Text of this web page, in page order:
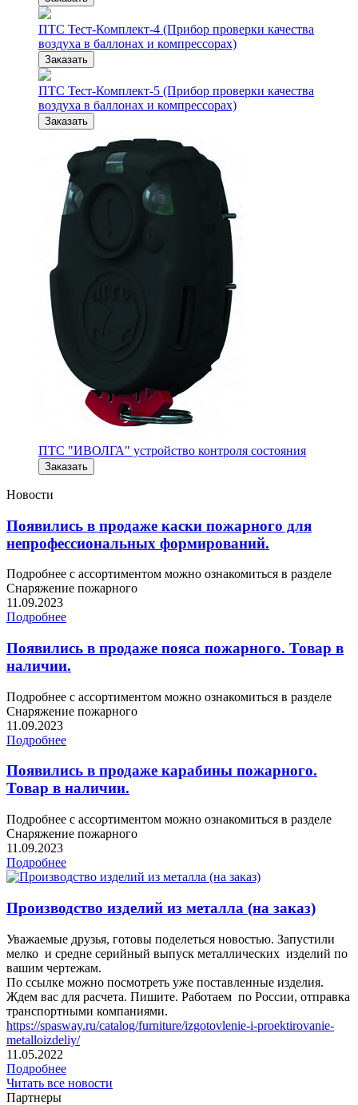
ПТС Тест-Комплект-4 (Прибор проверки качества
воздуха в баллонах и компрессорах)
Заказать
ПТС Тест-Комплект-5 (Прибор проверки качества
воздуха в баллонах и компрессорах)
Заказать
ПТС "ИВОЛГА" устройство контроля состояния
Заказать
Новости
Появились в продаже каски пожарного для
непрофессиональных формирований.
Подробнее с ассортиментом можно ознакомиться в разделе
Снаряжение пожарного
11.09.2023
Подробнее
Появились в продаже пояса пожарного. Товар в
наличии.
Подробнее с ассортиментом можно ознакомиться в разделе
Снаряжение пожарного
11.09.2023
Подробнее
Появились в продаже карабины пожарного.
Товар в наличии.
Подробнее с ассортиментом можно ознакомиться в разделе
Снаряжение пожарного
11.09.2023
Подробнее
Производство изделий из металла (на заказ)
Уважаемые друзья, готовы поделеться новостью. Запустили
мелко и средне серийный выпуск металлических изделий по
вашим чертежам.
По ссылке можно посмотреть уже поставленные изделия.
Ждем вас для расчета. Пишите. Работаем по России, отправка
транспортными компаниями.
https://spasway.ru/catalog/furniture/izgotovlenie-i-proektirovanie-
metalloizdeliy/
11.05.2022
Подробнее
Читать все новости
Партнеры